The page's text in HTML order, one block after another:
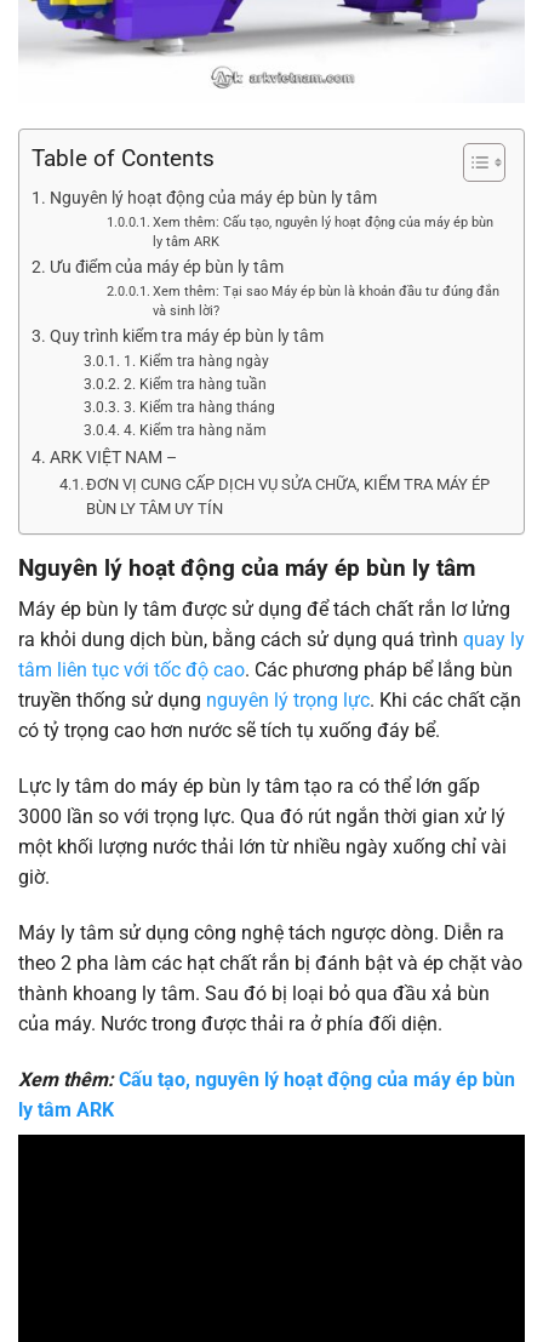
Table of Contents
Nguyên lý hoạt động của máy ép bùn ly tâm
Xem thêm: Cấu tạo, nguyên lý hoạt động của máy ép bùn
ly tâm ARK
Ưu điểm của máy ép bùn ly tâm
Xem thêm: Tại sao Máy ép bùn là khoản đầu tư đúng đắn
và sinh lời?
Quy trình kiểm tra máy ép bùn ly tâm
1. Kiểm tra hàng ngày
2. Kiểm tra hàng tuần
3. Kiểm tra hàng tháng
4. Kiểm tra hàng năm
ARK VIỆT NAM –
ĐƠN VỊ CUNG CẤP DỊCH VỤ SỬA CHỮA, KIỂM TRA MÁY ÉP
BÙN LY TÂM UY TÍN
Nguyên lý hoạt động của máy ép bùn ly tâm
Máy ép bùn ly tâm được sử dụng để tách chất rắn lơ lửng
ra khỏi dung dịch bùn, bằng cách sử dụng quá trình quay ly
tâm liên tục với tốc độ cao. Các phương pháp bể lắng bùn
truyền thống sử dụng nguyên lý trọng lực. Khi các chất cặn
có tỷ trọng cao hơn nước sẽ tích tụ xuống đáy bể.
Lực ly tâm do máy ép bùn ly tâm tạo ra có thể lớn gấp
3000 lần so với trọng lực. Qua đó rút ngắn thời gian xử lý
một khối lượng nước thải lớn từ nhiều ngày xuống chỉ vài
giờ.
Máy ly tâm sử dụng công nghệ tách ngược dòng. Diễn ra
theo 2 pha làm các hạt chất rắn bị đánh bật và ép chặt vào
thành khoang ly tâm. Sau đó bị loại bỏ qua đầu xả bùn
của máy. Nước trong được thải ra ở phía đối diện.
Xem thêm: Cấu tạo, nguyên lý hoạt động của máy ép bùn
ly tâm ARK